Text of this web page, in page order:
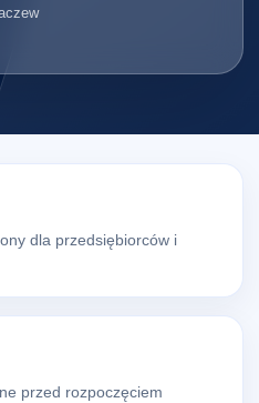
dla przedsiębiorców i
przed rozpoczęciem